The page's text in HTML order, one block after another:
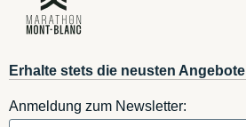
Erhalte stets die neusten Angebote
Anmeldung zum Newsletter: